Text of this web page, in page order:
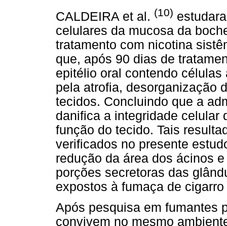
CALDEIRA et al. (10)
celulares da mucosa da
tratamento com nicotina
que, após 90 dias de
epitélio oral contendo
pela atrofia, desorganização
tecidos. Concluindo que a
danifica a integridade celular
função do tecido. Tais
verificados no presente
redução da área dos ácinos
porções secretoras das
expostos à fumaça de
Após pesquisa em fumantes
convivem no mesmo